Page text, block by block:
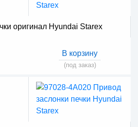
оригинал Hyundai Starex
В корзину
(под заказ)